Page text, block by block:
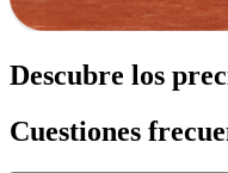
Descubre los
Cuestiones